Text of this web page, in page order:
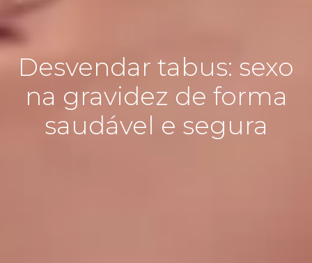
Desvendar tabus: sexo
na gravidez de forma
saudável e segura